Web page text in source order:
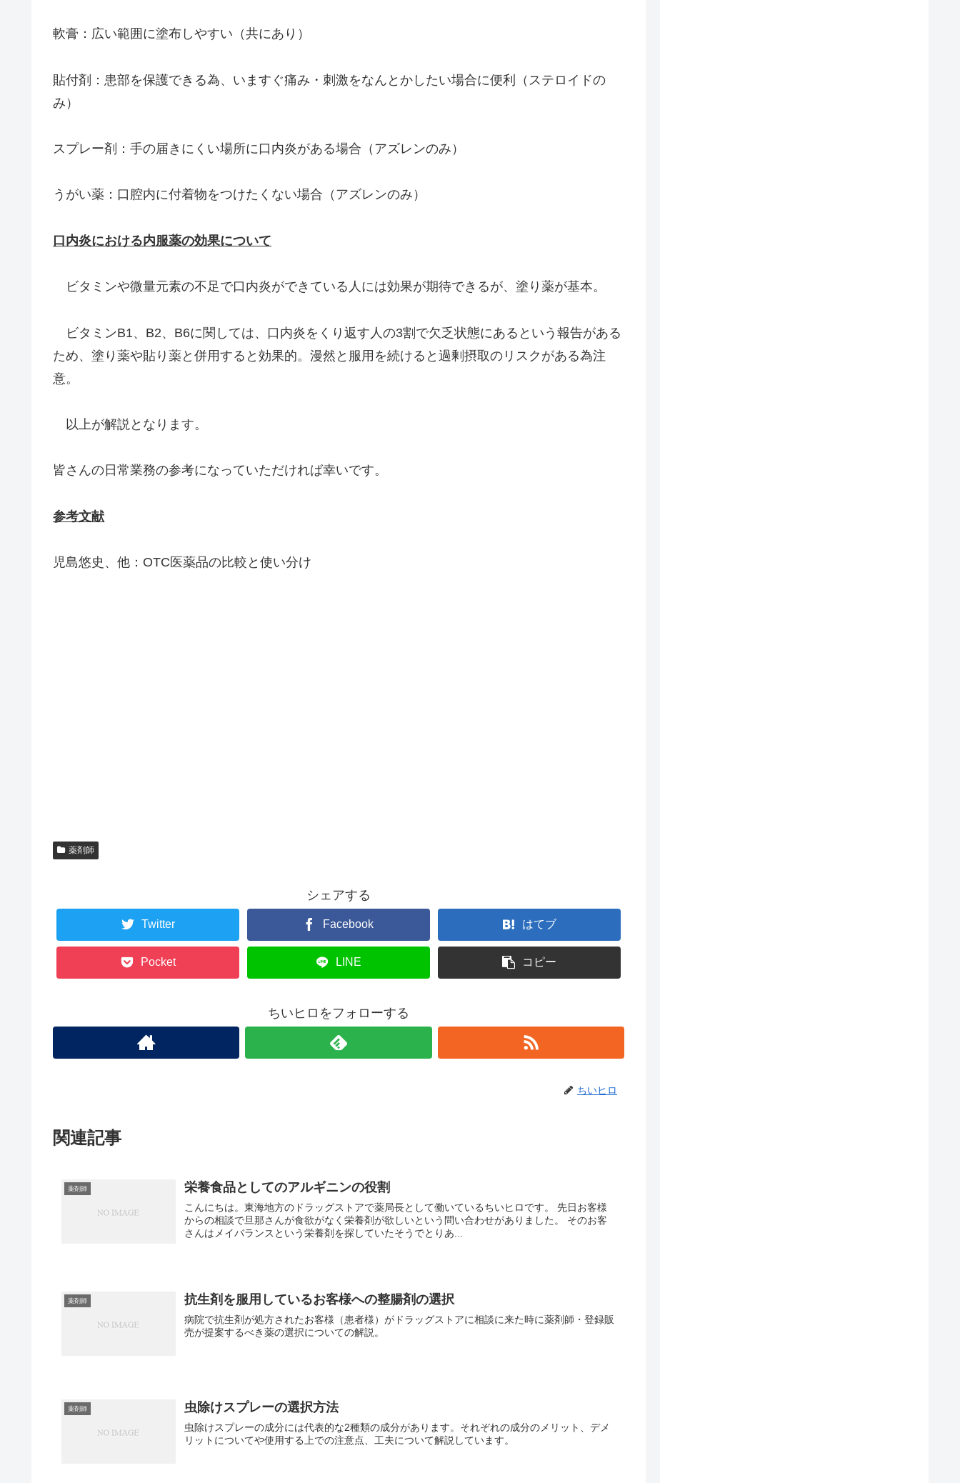
軟膏：広い範囲に塗布しやすい（共にあり）
貼付剤：患部を保護できる為、いますぐ痛み・刺激をなんとかしたい場合に便利（ステロイドの
み）
スプレー剤：手の届きにくい場所に口内炎がある場合（アズレンのみ）
うがい薬：口腔内に付着物をつけたくない場合（アズレンのみ）
口内炎における内服薬の効果について
ビタミンや微量元素の不足で口内炎ができている人には効果が期待できるが、塗り薬が基本。
ビタミンB1、B2、B6に関しては、口内炎をくり返す人の3割で欠乏状態にあるという報告がある
ため、塗り薬や貼り薬と併用すると効果的。漫然と服用を続けると過剰摂取のリスクがある為注
意。
以上が解説となります。
皆さんの日常業務の参考になっていただければ幸いです。
参考文献
児島悠史、他：OTC医薬品の比較と使い分け
薬剤師
シェアする
Twitter Facebook はてブ
Pocket LINE コピー
ちいヒロをフォローする
ちいヒロ
関連記事
薬剤師 栄養食品としてのアルギニンの役割
こんにちは。東海地方のドラッグストアで薬局長として働いているちいヒロです。 先日お客様
からの相談で旦那さんが食欲がなく栄養剤が欲しいという問い合わせがありました。 そのお客
さんはメイバランスという栄養剤を探していたそうでとりあ...
薬剤師 抗生剤を服用しているお客様への整腸剤の選択
病院で抗生剤が処方されたお客様（患者様）がドラッグストアに相談に来た時に薬剤師・登録販
売が提案するべき薬の選択についての解説。
薬剤師 虫除けスプレーの選択方法
虫除けスプレーの成分には代表的な2種類の成分があります。それぞれの成分のメリット、デメ
リットについてや使用する上での注意点、工夫について解説しています。